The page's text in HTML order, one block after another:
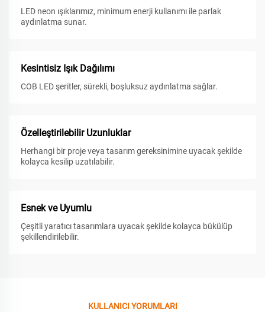
LED neon ışıklarımız, minimum enerji kullanımı ile parlak
aydınlatma sunar.
Kesintisiz Işık Dağılımı
COB LED şeritler, sürekli, boşluksuz aydınlatma sağlar.
Özelleştirilebilir Uzunluklar
Herhangi bir proje veya tasarım gereksinimine uyacak şekilde
kolayca kesilip uzatılabilir.
Esnek ve Uyumlu
Çeşitli yaratıcı tasarımlara uyacak şekilde kolayca bükülüp
şekillendirilebilir.
KULLANICI YORUMLARI